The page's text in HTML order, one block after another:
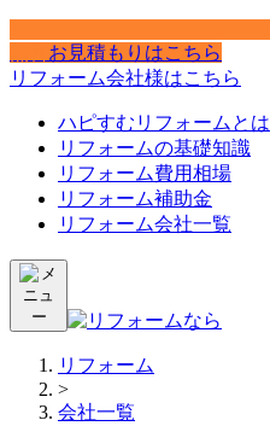
お見積もりはこちら
リフォーム会社様はこちら
ハピすむリフォームとは
リフォームの基礎知識
リフォーム費用相場
リフォーム補助金
リフォーム会社一覧
リフォーム
>
会社一覧